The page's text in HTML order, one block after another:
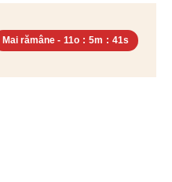
Mai rămâne - 11o : 5m : 40s